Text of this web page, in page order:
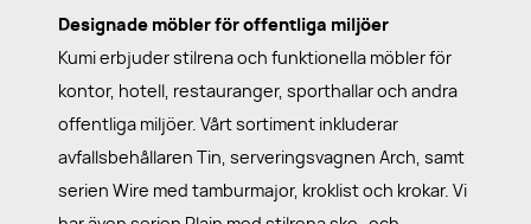
Designade möbler för offentliga miljöer
Kumi erbjuder stilrena och funktionella möbler för
kontor, hotell, restauranger, sporthallar och andra
offentliga miljöer. Vårt sortiment inkluderar
avfallsbehållaren Tin, serveringsvagnen Arch, samt
serien Wire med tamburmajor, kroklist och krokar. Vi